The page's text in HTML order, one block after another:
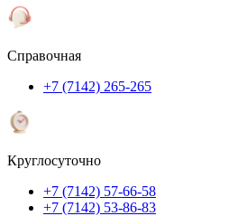
Справочная
+7 (7142) 265-265
Круглосуточно
+7 (7142) 57-66-58
+7 (7142) 53-86-83